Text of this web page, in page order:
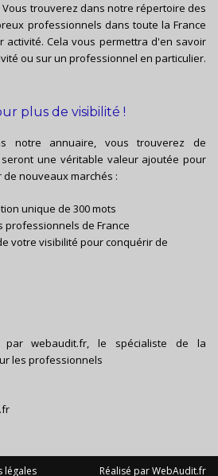
trouverez dans notre répertoire des
professionnels dans toute la France
activité. Cela vous permettra d'en savoir
ou sur un professionnel en particulier.
plus de visibilité !
notre annuaire, vous trouverez de
une véritable valeur ajoutée pour
nouveaux marchés :
unique de 300 mots
professionnels de France
votre visibilité pour conquérir de
parwebaudit.fr, le spécialiste de la
les professionnels
légales Réalisé parWebAudit.fr